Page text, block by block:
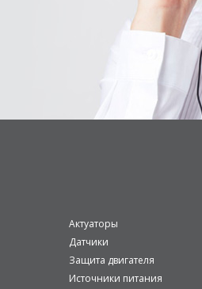
Актуаторы
Датчики
Защита двигателя
Источники питания